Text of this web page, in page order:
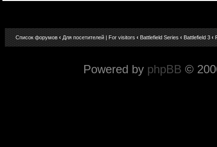
Список форумов ‹ Для посетителей | For visitors ‹ Battlefield Series ‹ Battlefield 3 ‹
Powered by phpBB ©